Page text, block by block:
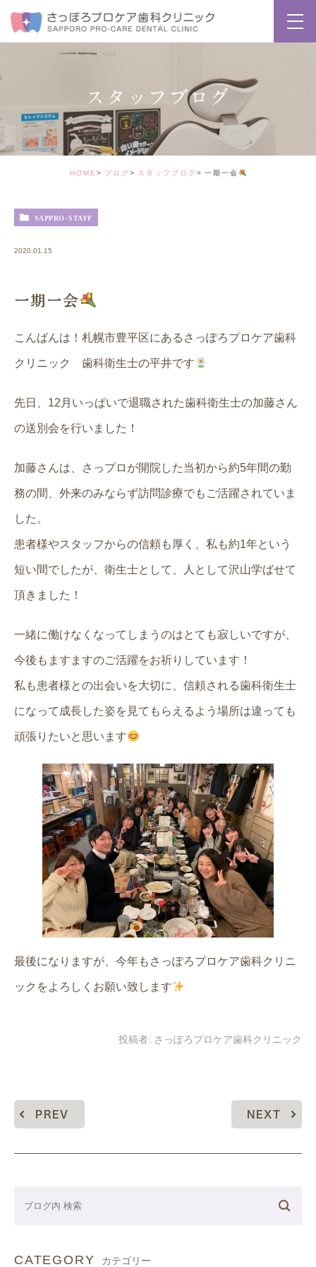
スタッフブログ
HOME ブログ スタッフブログ 一期一会
SAPPRO-STAFF
2020.01.15
一期一会
こんばんは！札幌市豊平区にあるさっぽろプロケア歯科
クリニック 歯科衛生士の平井です
先日、12月いっぱいで退職された歯科衛生士の加藤さん
の送別会を行いました！
加藤さんは、さっプロが開院した当初から約5年間の勤
務の間、外来のみならず訪問診療でもご活躍されていま
した。
患者様やスタッフからの信頼も厚く、私も約1年という
短い間でしたが、衛生士として、人として沢山学ばせて
頂きました！
一緒に働けなくなってしまうのはとても寂しいですが、
今後もますますのご活躍をお祈りしています！
私も患者様との出会いを大切に、信頼される歯科衛生士
になって成長した姿を見てもらえるよう場所は違っても
頑張りたいと思います
最後になりますが、今年もさっぽろプロケア歯科クリニ
ックをよろしくお願い致します
投稿者: さっぽろプロケア歯科クリニック
PREV NEXT
CATEGORY カテゴリー